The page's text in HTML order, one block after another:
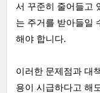
서 꾸준히 줄어들고
는 주거를 받아들일
해야 합니다.
이러한 문제점과 대
용이 시급하다고 해